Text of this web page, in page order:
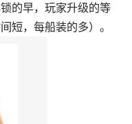
的早，玩家升级的等
短，每船装的多）。